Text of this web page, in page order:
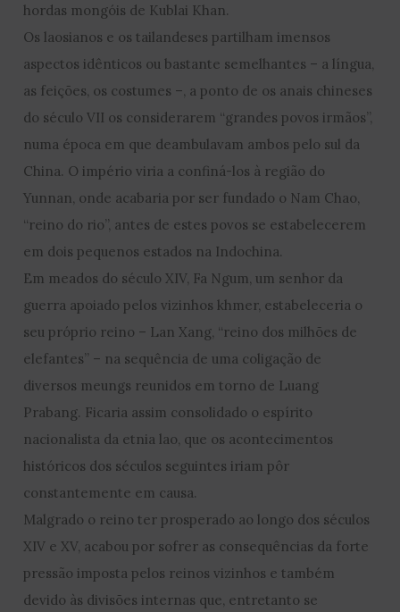
hordas mongóis de Kublai Khan.
Os laosianos e os tailandeses partilham imensos
aspectos idênticos ou bastante semelhantes – a língua,
as feições, os costumes –, a ponto de os anais chineses
do século VII os considerarem “grandes povos irmãos”,
numa época em que deambulavam ambos pelo sul da
China. O império viria a confiná-los à região do
Yunnan, onde acabaria por ser fundado o Nam Chao,
“reino do rio”, antes de estes povos se estabelecerem
em dois pequenos estados na Indochina.
Em meados do século XIV, Fa Ngum, um senhor da
guerra apoiado pelos vizinhos khmer, estabeleceria o
seu próprio reino – Lan Xang, “reino dos milhões de
elefantes” – na sequência de uma coligação de
diversos meungs reunidos em torno de Luang
Prabang. Ficaria assim consolidado o espírito
nacionalista da etnia lao, que os acontecimentos
históricos dos séculos seguintes iriam pôr
constantemente em causa.
Malgrado o reino ter prosperado ao longo dos séculos
XIV e XV, acabou por sofrer as consequências da forte
pressão imposta pelos reinos vizinhos e também
devido às divisões internas que, entretanto se